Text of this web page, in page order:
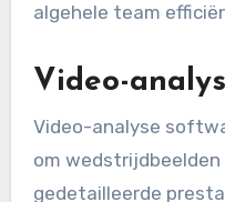
algehele team
Video-
Video-analyse
om
gedetailleerde